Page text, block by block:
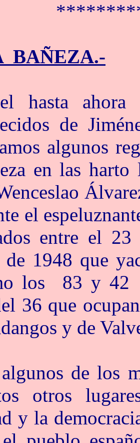
BAÑEZA.-
hasta ahora
de
algunos
en las
el
entre el
de 1948 que
los 83 y 42
36 que
y de
de los
otros
y la